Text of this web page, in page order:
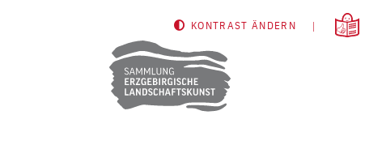
KONTRAST ÄNDERN